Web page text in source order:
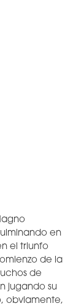
en
el triunfo
de la
de
jugando su
obviamente,